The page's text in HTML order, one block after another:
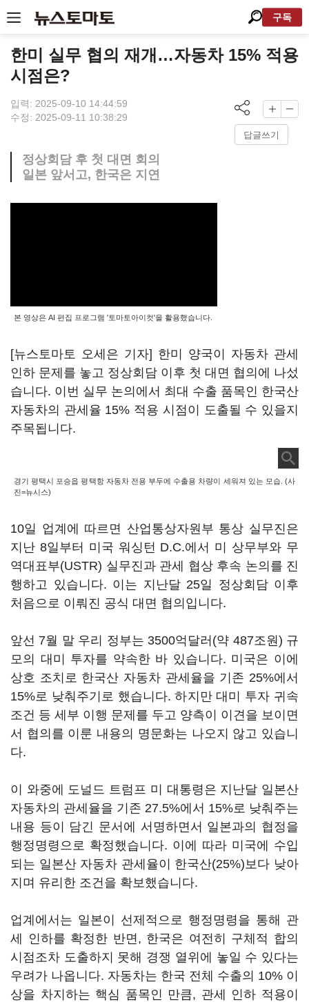
구독
한미 실무 협의 재개…자동차 15% 적용
시점은?
입력: 2025-09-10 14:44:59
수정: 2025-09-11 10:38:29
답글쓰기
정상회담 후 첫 대면 회의
일본 앞서고, 한국은 지연
본 영상은 AI 편집 프로그램 '토마토아이컷'을 활용했습니다.
[뉴스토마토 오세은 기자] 한미 양국이 자동차 관세
인하 문제를 놓고 정상회담 이후 첫 대면 협의에 나섰
습니다. 이번 실무 논의에서 최대 수출 품목인 한국산
자동차의 관세율 15% 적용 시점이 도출될 수 있을지
주목됩니다.
경기 평택시 포승읍 평택항 자동차 전용 부두에 수출용 차량이 세워져 있는 모습. (사
진=뉴시스)
10일 업계에 따르면 산업통상자원부 통상 실무진은
지난 8일부터 미국 워싱턴 D.C.에서 미 상무부와 무
역대표부(USTR) 실무진과 관세 협상 후속 논의를 진
행하고 있습니다. 이는 지난달 25일 정상회담 이후
처음으로 이뤄진 공식 대면 협의입니다.
앞선 7월 말 우리 정부는 3500억달러(약 487조원) 규
모의 대미 투자를 약속한 바 있습니다. 미국은 이에
상호 조치로 한국산 자동차 관세율을 기존 25%에서
15%로 낮춰주기로 했습니다. 하지만 대미 투자 귀속
조건 등 세부 이행 문제를 두고 양측이 이견을 보이면
서 협의를 이룬 내용의 명문화는 나오지 않고 있습니
다.
이 와중에 도널드 트럼프 미 대통령은 지난달 일본산
자동차의 관세율을 기존 27.5%에서 15%로 낮춰주는
내용 등이 담긴 문서에 서명하면서 일본과의 협정을
행정명령으로 확정했습니다. 이에 따라 미국에 수입
되는 일본산 자동차 관세율이 한국산(25%)보다 낮아
지며 유리한 조건을 확보했습니다.
업계에서는 일본이 선제적으로 행정명령을 통해 관
세 인하를 확정한 반면, 한국은 여전히 구체적 합의
시점조차 도출하지 못해 경쟁 열위에 놓일 수 있다는
우려가 나옵니다. 자동차는 한국 전체 수출의 10% 이
상을 차지하는 핵심 품목인 만큼, 관세 인하 적용이